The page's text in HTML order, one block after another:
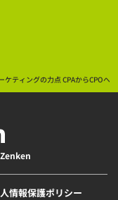
ティングの力点 CPAからCPOへ
情報保護ポリシー